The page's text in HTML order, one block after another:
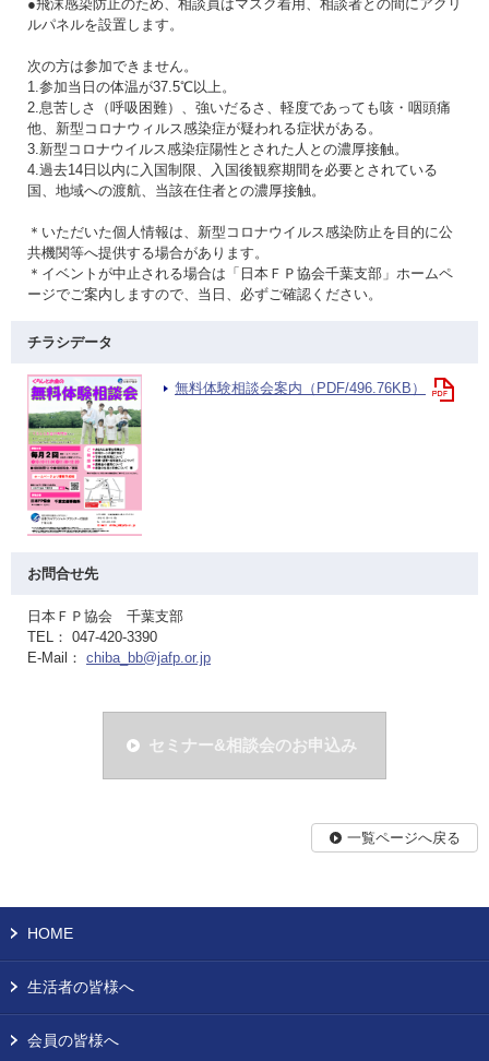
●飛沫感染防止のため、相談員はマスク着用、相談者との間にアクリ
ルパネルを設置します。
次の方は参加できません。
1.参加当日の体温が37.5℃以上。
2.息苦しさ（呼吸困難）、強いだるさ、軽度であっても咳・咽頭痛
他、新型コロナウィルス感染症が疑われる症状がある。
3.新型コロナウイルス感染症陽性とされた人との濃厚接触。
4.過去14日以内に入国制限、入国後観察期間を必要とされている
国、地域への渡航、当該在住者との濃厚接触。
＊いただいた個人情報は、新型コロナウイルス感染防止を目的に公
共機関等へ提供する場合があります。
＊イベントが中止される場合は「日本ＦＰ協会千葉支部」ホームペ
ージでご案内しますので、当日、必ずご確認ください。
チラシデータ
無料体験相談会案内（PDF/496.76KB）
お問合せ先
日本ＦＰ協会 千葉支部
TEL： 047-420-3390
E-Mail： chiba_bb@jafp.or.jp
セミナー&相談会のお申込み
一覧ページへ戻る
HOME
生活者の皆様へ
会員の皆様へ